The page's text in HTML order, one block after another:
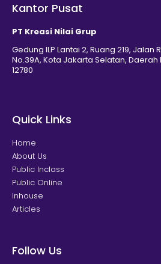
Kantor Pusat
PT Kreasi Nilai Grup
Gedung ILP Lantai 2, Ruang 219, Jalan
No.39A, Kota Jakarta Selatan,
12780
Quick Links
Home
About Us
Public Inclass
Public Online
Inhouse
Articles
Follow Us